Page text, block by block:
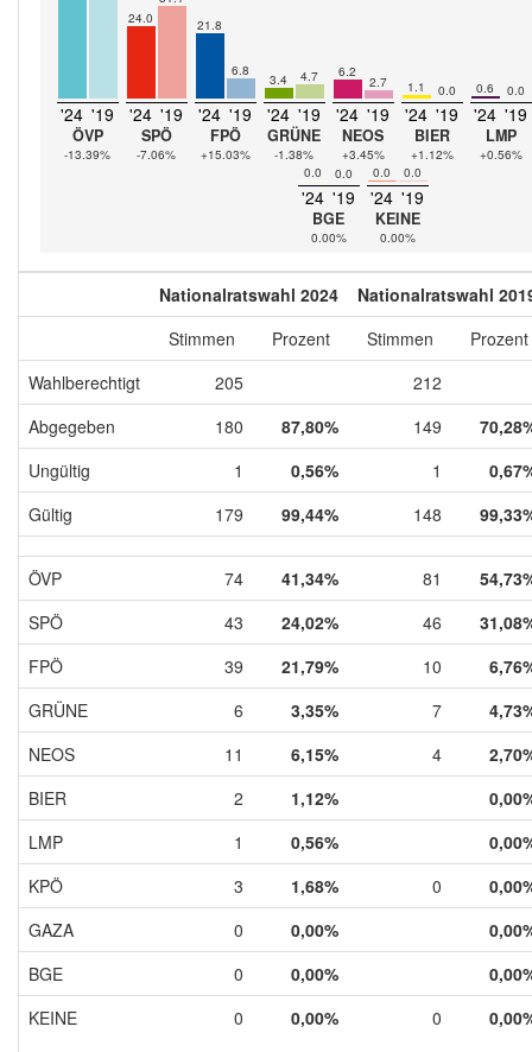
'24 '19
ÖVP
-13.39%
24.0
'24 '19
SPÖ
-7.06%
21.8
6.8
'24 '19
FPÖ
+15.03%
3.4 4.7
'24 '19
GRÜNE
-1.38%
6.2
2.7
'24 '19
NEOS
+3.45%
1.1 0.0
'24 '19
BIER
+1.12%
0.6 0.0
'24 '19
LMP
+0.56%
0.0
0.0
'24 '19
BGE
0.00%
0.0 0.0
'24 '19
KEINE
0.00%
Nationalratswahl 2024
Nationalratswahl
Stimmen
Prozent Stimmen
Prozent
Wahlberechtigt
205
212
Abgegeben
180 87,80% 149
Ungültig
1 0,56% 1
Gültig
179 99,44% 148
ÖVP 74 41,34% 81
SPÖ
43 24,02% 46
FPÖ
39 21,79% 10
GRÜNE
6 3,35% 7
NEOS
11 6,15% 4
BIER
2 1,12%
LMP
1 0,56%
KPÖ
3 1,68% 0
GAZA
0 0,00%
BGE
0 0,00%
KEINE
0 0,00% 0